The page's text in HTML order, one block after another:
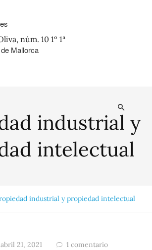
núm. 10 1º 1ª
Mallorca
industrial y
intelectual
industrial y propiedad intelectual
abril 21, 2021 1 comentario